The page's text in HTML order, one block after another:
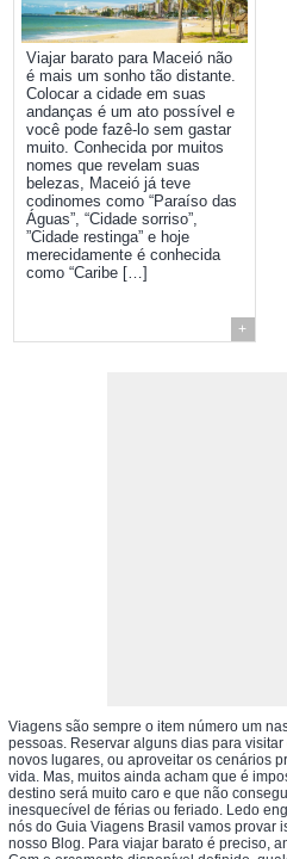
Viajar barato para Maceió não
é mais um sonho tão distante.
Colocar a cidade em suas
andanças é um ato possível e
você pode fazê-lo sem gastar
muito. Conhecida por muitos
nomes que revelam suas
belezas, Maceió já teve
codinomes como “Paraíso das
Águas”, “Cidade sorriso”,
”Cidade restinga” e hoje
merecidamente é conhecida
como “Caribe […]
+
Viagens são sempre o item número um
pessoas. Reservar alguns dias para
novos lugares, ou aproveitar os cenários
vida. Mas, muitos ainda acham que é
destino será muito caro e que não
inesquecível de férias ou feriado. Ledo
nós do Guia Viagens Brasil vamos provar
nosso Blog. Para viajar barato é preciso,